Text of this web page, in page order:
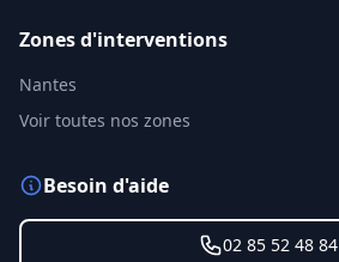
Zones d'interventions
Nantes
Voir toutes nos zones
Besoin d'aide
02 85 52 48 84